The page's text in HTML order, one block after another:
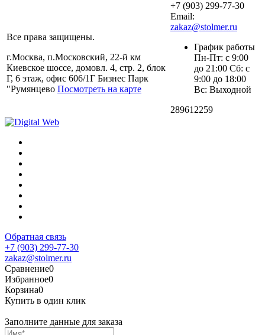
Все права защищены.
г.Москва, п.Московский, 22-й км
Киевское шоссе, домовл. 4, стр. 2, блок
Г, 6 этаж, офис 606/1Г Бизнес Парк
"Румянцево Посмотреть на карте
+7 (903) 299-77-30
Email:
zakaz@stolmer.ru
График работы
Пн-Пт: с 9:00
до 21:00 Сб: с
9:00 до 18:00
Вс: Выходной
289612259
Обратная связь
+7 (903) 299-77-30
zakaz@stolmer.ru
Сравнение0
Избранное0
Корзина0
Купить в один клик
Заполните данные для заказа